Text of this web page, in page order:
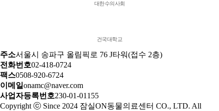
대한수의사회
건국대학교
주소서울시 송파구 올림픽로 76 J타워(접수 2층)
전화번호02-418-0724
팩스0508-920-6724
이메일onamc@naver.com
사업자등록번호230-01-01155
Copyright ⓒ Since 2024 잠실ON동물의료센터 CO., LTD. All